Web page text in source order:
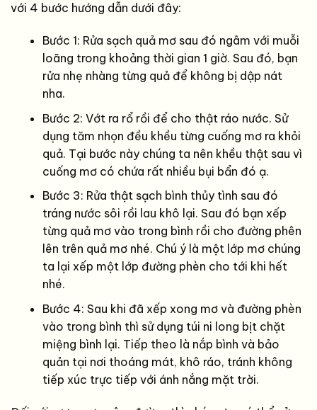
với 4 bước hướng dẫn dưới đây:
Bước 1: Rửa sạch quả mơ sau đó ngâm với muỗi
loãng trong khoảng thời gian 1 giờ. Sau đó, bạn
rửa nhẹ nhàng từng quả để không bị dập nát
nha.
Bước 2: Vớt ra rổ rồi để cho thật ráo nước. Sử
dụng tăm nhọn đều khều từng cuống mơ ra khỏi
quả. Tại bước này chúng ta nên khều thật sau vì
cuống mơ có chứa rất nhiều bụi bẩn đó ạ.
Bước 3: Rửa thật sạch bình thủy tình sau đó
tráng nước sôi rồi lau khô lại. Sau đó bạn xếp
từng quả mơ vào trong bình rồi cho đường phên
lên trên quả mơ nhé. Chú ý là một lớp mơ chúng
ta lại xếp một lớp đường phèn cho tới khi hết
nhé.
Bước 4: Sau khi đã xếp xong mơ và đường phèn
vào trong bình thì sử dụng túi ni long bịt chặt
miệng bình lại. Tiếp theo là nắp bình và bảo
quản tại nơi thoáng mát, khô ráo, tránh không
tiếp xúc trực tiếp với ánh nắng mặt trời.